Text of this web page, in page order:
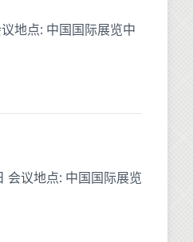
地点: 中国国际展览中
会议地点: 中国国际展览